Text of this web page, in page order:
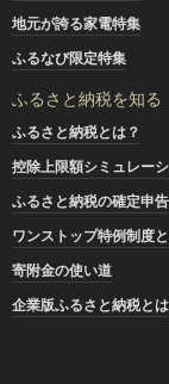
地元が誇る家電特集
ふるなび限定特集
ふるさと納税を知る
ふるさと納税とは？
控除上限額シミュレー
ふるさと納税の確定申告
ワンストップ特例制度
寄附金の使い道
企業版ふるさと納税とは